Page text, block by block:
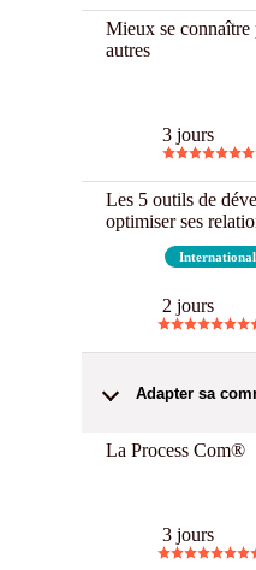
Mieux se
autres
3 jours
Les 5 outils de
optimiser ses
International
2 jours
Adapter sa
La Process Com®
3 jours